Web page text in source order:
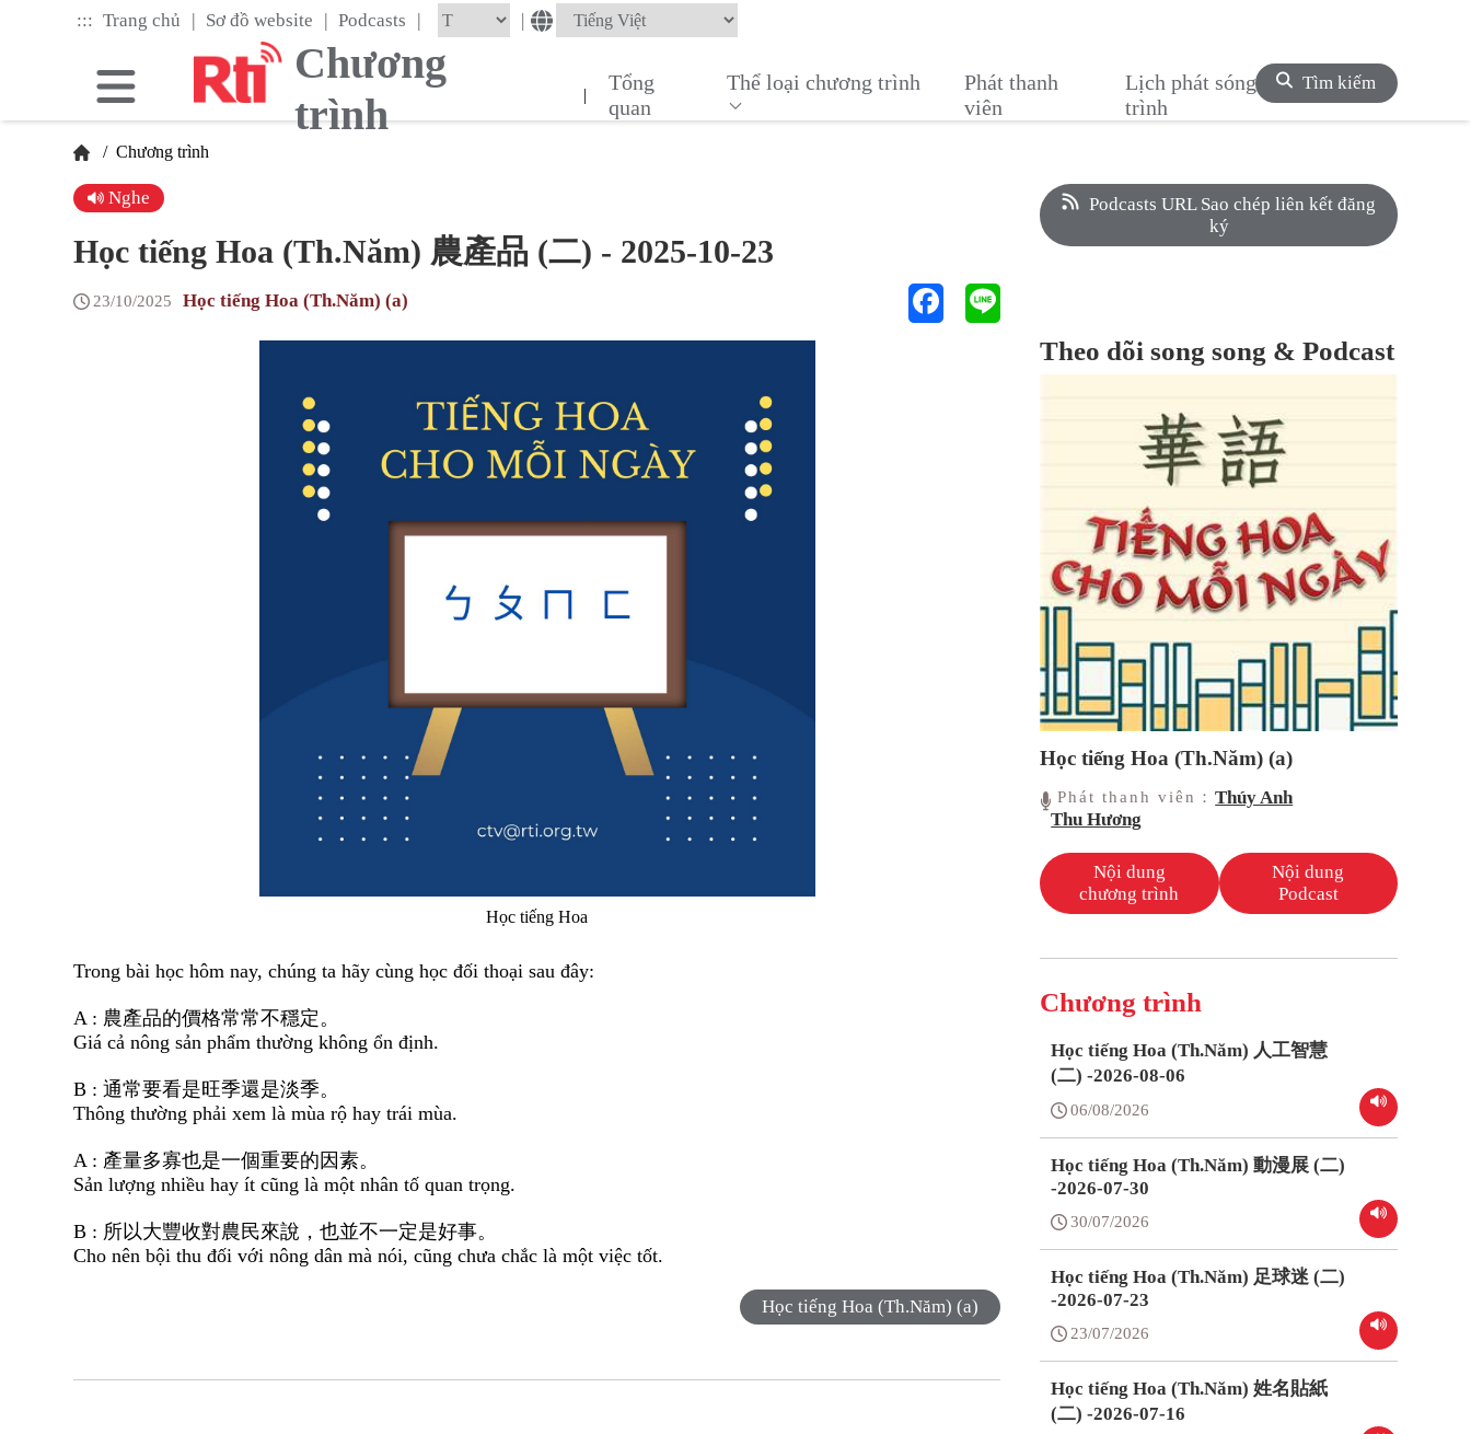
::: Trang chủ | Sơ đồ website | Podcasts | |
Chương
trình
|
Tổng
quan
Thể loại chương trình
Phát thanh
viên
Lịch phát sóng chương
trình
Tìm kiếm
/ Chương trình
Nghe
Học tiếng Hoa (Th.Năm) 農產品 (二) - 2025-10-23
23/10/2025 Học tiếng Hoa (Th.Năm) (a)
Học tiếng Hoa
Trong bài học hôm nay, chúng ta hãy cùng học đối thoại sau đây:
A : 農產品的價格常常不穩定。
Giá cả nông sản phẩm thường không ổn định.
B : 通常要看是旺季還是淡季。
Thông thường phải xem là mùa rộ hay trái mùa.
A : 產量多寡也是一個重要的因素。
Sản lượng nhiều hay ít cũng là một nhân tố quan trọng.
B : 所以大豐收對農民來說，也並不一定是好事。
Cho nên bội thu đối với nông dân mà nói, cũng chưa chắc là một việc tốt.
Học tiếng Hoa (Th.Năm) (a)
Podcasts URL Sao chép liên kết đăng
ký
Theo dõi song song & Podcast
Học tiếng Hoa (Th.Năm) (a)
Phát thanh viên：Thúy Anh
Thu Hương
Nội dung
chương trình
Nội dung
Podcast
Chương trình
Học tiếng Hoa (Th.Năm) 人工智慧
(二) -2026-08-06
06/08/2026
Học tiếng Hoa (Th.Năm) 動漫展 (二)
-2026-07-30
30/07/2026
Học tiếng Hoa (Th.Năm) 足球迷 (二)
-2026-07-23
23/07/2026
Học tiếng Hoa (Th.Năm) 姓名貼紙
(二) -2026-07-16